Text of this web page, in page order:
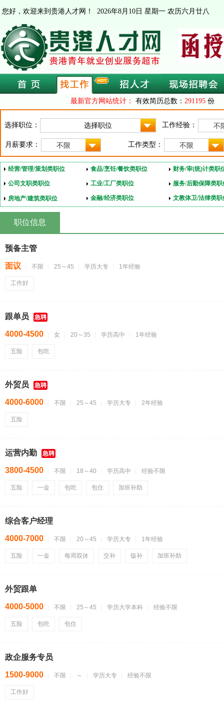
您好，欢迎来到贵港人才网！ 2026年8月10日 星期一 农历六月廿八
最新官方网站统计： 有效简历总数： 291195 份
选择职位： 工作经验： 不
月薪要求： 不限 工作类型： 不限
经营/管理/策划类职位 食品/烹饪/餐饮类职位 财务/审(统)计类职
公司文职类职位 工业/工厂类职位 服务/后勤保障类职
房地产/建筑类职位 金融/经济类职位 文教体卫/法律类职
职位信息
预备主管
面议 不限 25～45 学历大专 1年经验
工作好
跟单员 急聘
4000-4500 女 20～35 学历高中 1年经验
五险 包吃
外贸员 急聘
4000-6000 不限 25～45 学历大专 2年经验
五险
运营内勤 急聘
3800-4500 不限 18～40 学历高中 经验不限
五险 一金 包吃 包住 加班补助
综合客户经理
4000-7000 不限 20～45 学历大专 1年经验
五险 一金 每周双休 交补 饭补 加班补助
外贸跟单
4000-5000 不限 25～45 学历大学本科 经验不限
五险 包吃 包住
政企服务专员
1500-9000 不限 ～ 学历大专 经验不限
工作好